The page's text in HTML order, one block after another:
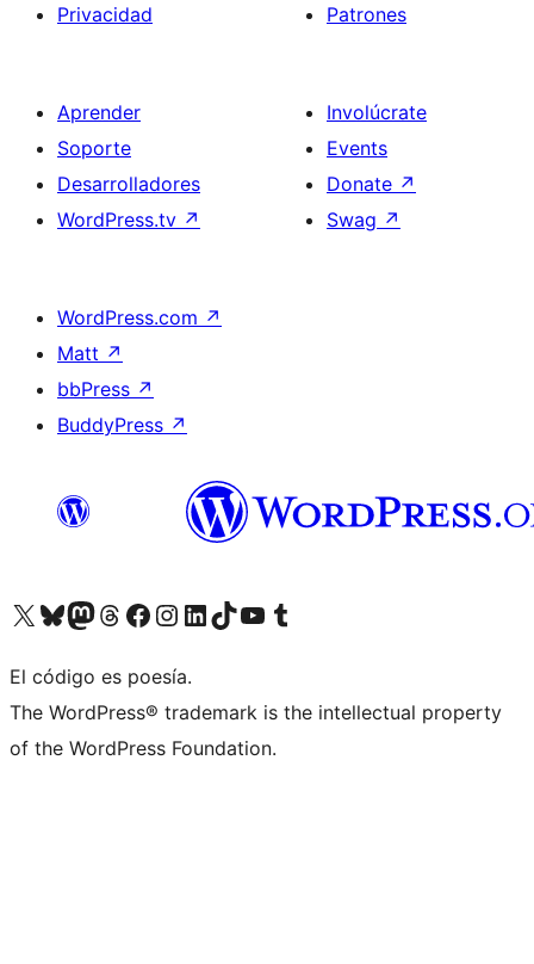
Privacidad
Patrones
Aprender
Soporte
Desarrolladores
WordPress.tv ↗
Involúcrate
Events
Donate ↗
Swag ↗
WordPress.com ↗
Matt ↗
bbPress ↗
BuddyPress ↗
Visit our X (formerly Twitter) account
Visit our Bluesky account
Visit our Mastodon account
Visit our Threads account
Visita nuestra página de Facebook
Visita nuestra cuenta de Instagram
Visita nuestra cuenta de LinkedIn
Visit our TikTok account
Visita nuestro canal de YouTube
Visit our Tumblr account
El código es poesía.
The WordPress® trademark is the intellectual property
of the WordPress Foundation.